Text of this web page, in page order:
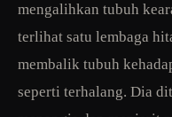
mengalihkan tubuh
terlihat satu lembaga
membalik tubuh
seperti terhalang. Dia